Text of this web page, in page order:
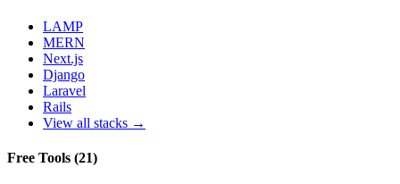
LAMP
MERN
Next.js
Django
Laravel
Rails
View all stacks →
Free Tools (21)